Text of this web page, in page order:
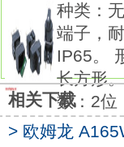
操作部颜色：
可拆卸圆型φ16
行业最小级别
可拆卸开关单元
标准负载以及
易于布线的端
种类：
端子，
IP65。
长方形
数：2位
相关下载
> 欧姆龙